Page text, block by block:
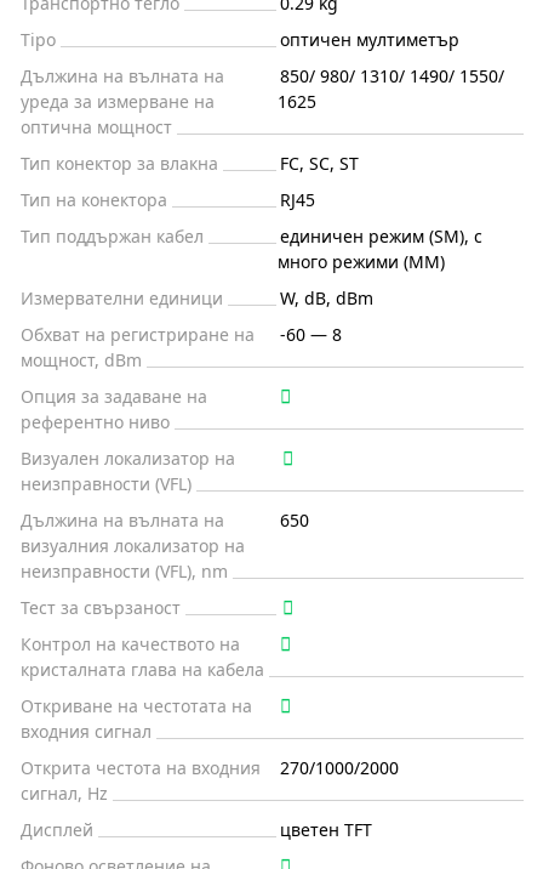
Tipo
оптичен мултиметър
Дължина на вълната на
уреда за измерване на
оптична мощност
850/ 980/ 1310/ 1490/ 1550/
1625
Тип конектор за влакна
FC, SC, ST
Тип на конектора
RJ45
Тип поддържан кабел
единичен режим (SM), с
много режими (MM)
Измервателни единици
W, dB, dBm
Обхват на регистриране на
мощност, dBm
-60 — 8
Опция за задаване на
референтно ниво
Визуален локализатор на
неизправности (VFL)
Дължина на вълната на
визуалния локализатор на
неизправности (VFL), nm
650
Тест за свързаност
Контрол на качеството на
кристалната глава на кабела
Откриване на честотата на
входния сигнал
Открита честота на входния
сигнал, Hz
270/1000/2000
Дисплей
цветен TFT